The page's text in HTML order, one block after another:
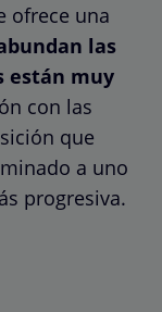
ofrece una
las
están muy
con las
que
a uno
progresiva.